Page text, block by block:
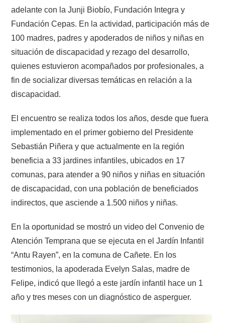
adelante con la Junji Biobío, Fundación Integra y
Fundación Cepas. En la actividad, participación más de
100 madres, padres y apoderados de niños y niñas en
situación de discapacidad y rezago del desarrollo,
quienes estuvieron acompañados por profesionales, a
fin de socializar diversas temáticas en relación a la
discapacidad.
El encuentro se realiza todos los años, desde que fuera
implementado en el primer gobierno del Presidente
Sebastián Piñera y que actualmente en la región
beneficia a 33 jardines infantiles, ubicados en 17
comunas, para atender a 90 niños y niñas en situación
de discapacidad, con una población de beneficiados
indirectos, que asciende a 1.500 niños y niñas.
En la oportunidad se mostró un video del Convenio de
Atención Temprana que se ejecuta en el Jardín Infantil
“Antu Rayen”, en la comuna de Cañete. En los
testimonios, la apoderada Evelyn Salas, madre de
Felipe, indicó que llegó a este jardín infantil hace un 1
año y tres meses con un diagnóstico de asperguer.